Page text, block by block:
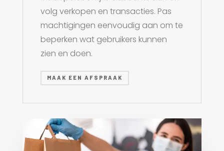
volg verkopen en transacties. Pas
machtigingen eenvoudig aan om te
beperken wat gebruikers kunnen
zien en doen.
MAAK EEN AFSPRAAK